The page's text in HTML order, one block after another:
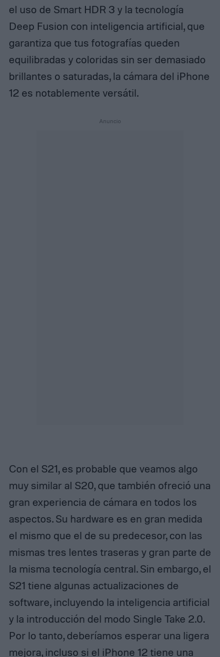
el uso de Smart HDR 3 y la tecnología
Deep Fusion con inteligencia artificial, que
garantiza que tus fotografías queden
equilibradas y coloridas sin ser demasiado
brillantes o saturadas, la cámara del iPhone
12 es notablemente versátil.
Con el S21, es probable que veamos algo
muy similar al S20, que también ofreció una
gran experiencia de cámara en todos los
aspectos. Su hardware es en gran medida
el mismo que el de su predecesor, con las
mismas tres lentes traseras y gran parte de
la misma tecnología central. Sin embargo, el
S21 tiene algunas actualizaciones de
software, incluyendo la inteligencia artificial
y la introducción del modo Single Take 2.0.
Por lo tanto, deberíamos esperar una ligera
mejora, incluso si el iPhone 12 tiene una